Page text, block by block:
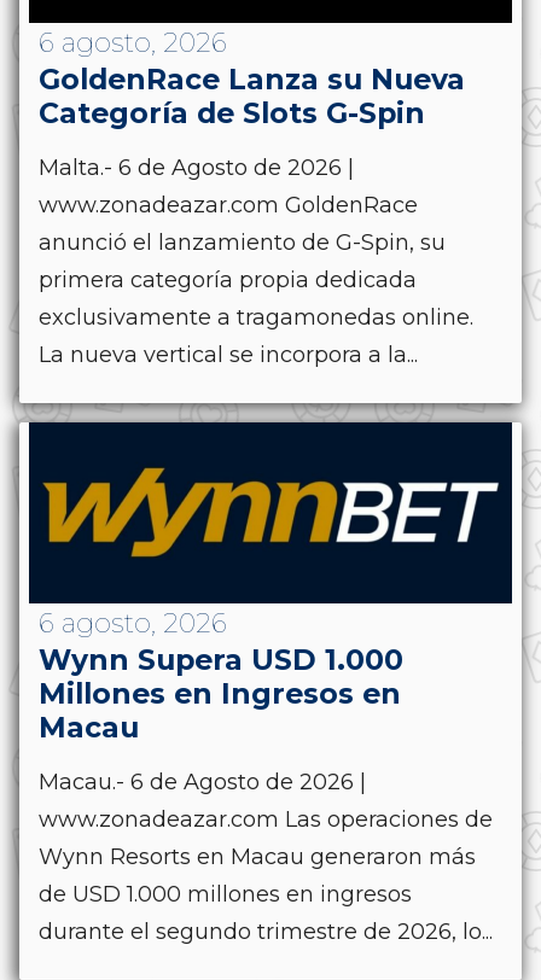
6 agosto, 2026
GoldenRace Lanza su Nueva
Categoría de Slots G-Spin
Malta.- 6 de Agosto de 2026 |
www.zonadeazar.com GoldenRace
anunció el lanzamiento de G-Spin, su
primera categoría propia dedicada
exclusivamente a tragamonedas online.
La nueva vertical se incorpora a la...
6 agosto, 2026
Wynn Supera USD 1.000
Millones en Ingresos en
Macau
Macau.- 6 de Agosto de 2026 |
www.zonadeazar.com Las operaciones de
Wynn Resorts en Macau generaron más
de USD 1.000 millones en ingresos
durante el segundo trimestre de 2026, lo...